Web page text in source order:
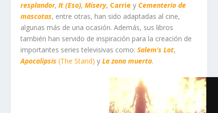
resplandor,It (Eso),Misery, Carrie yCementerio de
mascotas, entre otras, han sido adaptadas al cine,
algunas más de una ocasión. Además, sus libros
también han servido de inspiración para la creación de
importantes series televisivas como:Salem’s Lot,
Apocalipsis (The Stand) yLa zona muerta.